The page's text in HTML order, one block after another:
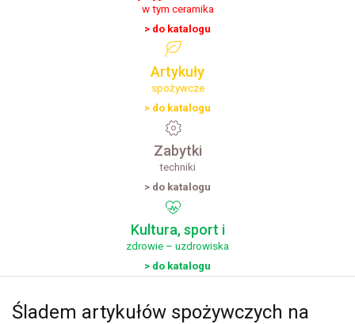
w tym ceramika
> do katalogu
Artykuły
spożywcze
> do katalogu
Zabytki
techniki
> do katalogu
Kultura, sport i
zdrowie – uzdrowiska
> do katalogu
Śladem artykułów spożywczych na